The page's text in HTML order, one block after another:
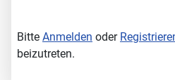
Bitte Anmelden oder
beizutreten.